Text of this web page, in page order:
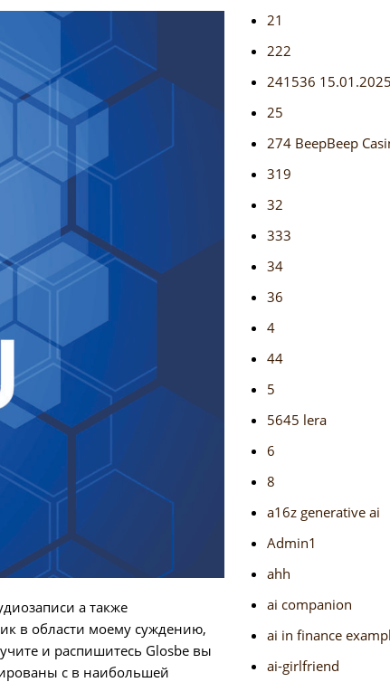
а также
в области моему суждению,
и распишитесь Glosbe вы
с в наибольшей
21
222
241536 15.01.2025
25
274 BeepBeep
319
32
333
34
36
4
44
5
5645 lera
6
8
a16z generative ai
Admin1
ahh
ai companion
ai in finance
ai-girlfriend